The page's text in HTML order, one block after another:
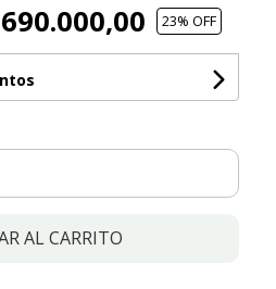
23% OFF
AL CARRITO